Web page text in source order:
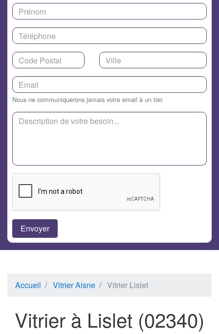
Nous ne communiquerons jamais votre email à un tier.
Accueil Vitrier Aisne Vitrier Lislet
Vitrier à Lislet (02340)